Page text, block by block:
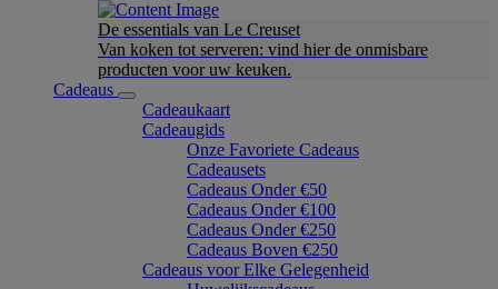
De essentials van Le Creuset
Van koken tot serveren: vind hier de onmisbare
producten voor uw keuken.
Cadeaus
Cadeaukaart
Cadeaugids
Onze Favoriete Cadeaus
Cadeausets
Cadeaus Onder €50
Cadeaus Onder €100
Cadeaus Onder €250
Cadeaus Boven €250
Cadeaus voor Elke Gelegenheid